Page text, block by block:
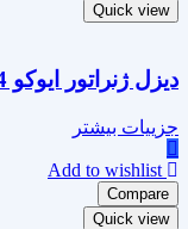
Quick view
دیزل ژنراتور ایوکو 44 کاوا – مکالته مدل F32SM1A
جزییات بیشتر
Add to wishlist
Compare
Quick view